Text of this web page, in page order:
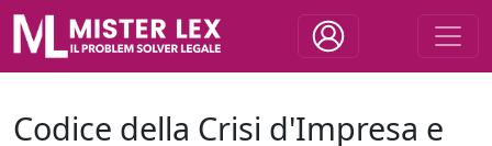
Codice della Crisi d'Impresa e